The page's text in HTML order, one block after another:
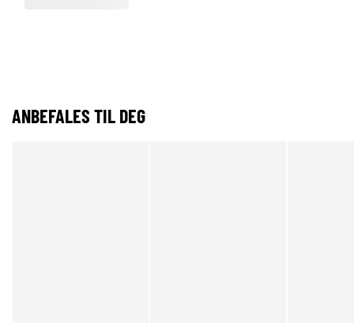
ANBEFALES TIL DEG